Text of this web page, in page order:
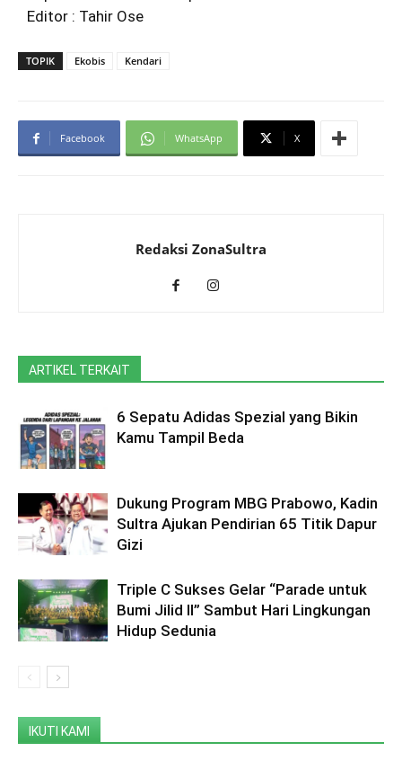
Editor : Tahir Ose
TOPIK Ekobis Kendari
Facebook WhatsApp X
Redaksi ZonaSultra
ARTIKEL TERKAIT
6 Sepatu Adidas Spezial yang Bikin
Kamu Tampil Beda
Dukung Program MBG Prabowo, Kadin
Sultra Ajukan Pendirian 65 Titik Dapur
Gizi
Triple C Sukses Gelar “Parade untuk
Bumi Jilid II” Sambut Hari Lingkungan
Hidup Sedunia
IKUTI KAMI